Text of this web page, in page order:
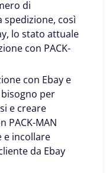
di
così
lo stato attuale
con PACK-
con Ebay e
bisogno per
e creare
PACK-MAN
e incollare
da Ebay